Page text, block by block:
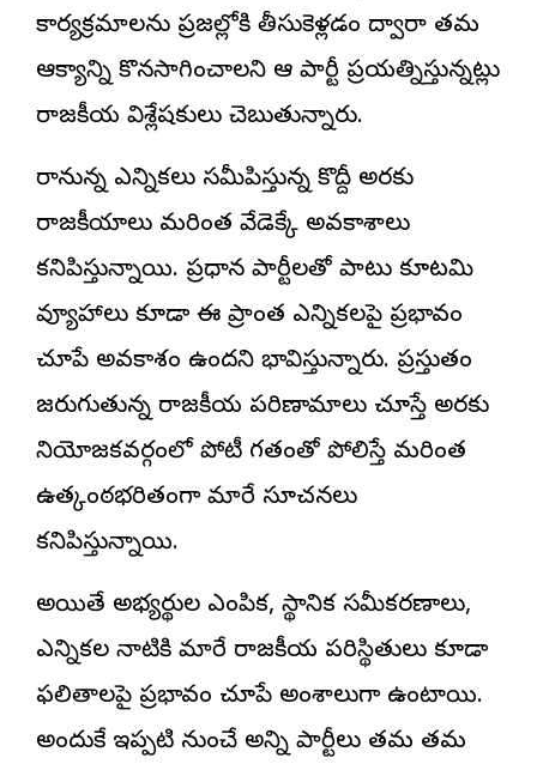
కార్యక్రమాలను ప్రజల్లోకి తీసుకెళ్లడం ద్వారా తమ
ఆధిక్యాన్ని కొనసాగించాలని ఆ పార్టీ ప్రయత్నిస్తున్నట్లు
రాజకీయ విశ్లేషకులు చెబుతున్నారు.
రానున్న ఎన్నికలు సమీపిస్తున్న కొద్దీ అరకు
రాజకీయాలు మరింత వేడెక్కే అవకాశాలు
కనిపిస్తున్నాయి. ప్రధాన పార్టీలతో పాటు కూటమి
వ్యూహాలు కూడా ఈ ప్రాంత ఎన్నికలపై ప్రభావం
చూపే అవకాశం ఉందని భావిస్తున్నారు. ప్రస్తుతం
జరుగుతున్న రాజకీయ పరిణామాలు చూస్తే అరకు
నియోజకవర్గంలో పోటీ గతంతో పోలిస్తే మరింత
ఉత్కంఠభరితంగా మారే సూచనలు
కనిపిస్తున్నాయి.
అయితే అభ్యర్థుల ఎంపిక, స్థానిక సమీకరణాలు,
ఎన్నికల నాటికి మారే రాజకీయ పరిస్థితులు కూడా
ఫలితాలపై ప్రభావం చూపే అంశాలుగా ఉంటాయి.
అందుకే ఇప్పటి నుంచే అన్ని పార్టీలు తమ తమ